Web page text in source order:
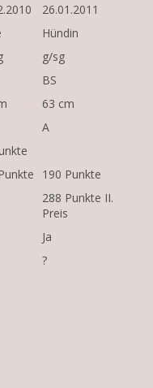
26.01.2011
Hündin
g/sg
BS
63 cm
A
190 Punkte
288 Punkte II.
Preis
Ja
?